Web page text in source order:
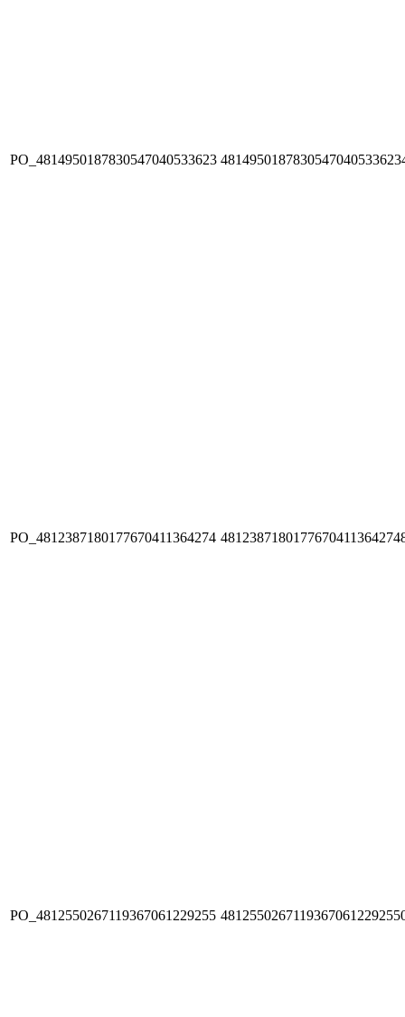
PO_4814950187830547040533623
PO_4812387180177670411364274
PO_4812550267119367061229255